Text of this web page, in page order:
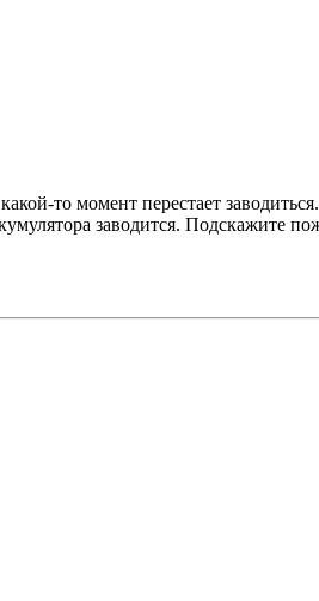
то момент перестает
заводится. Подскажите